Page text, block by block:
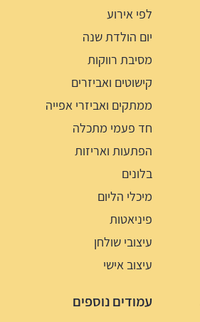
לפי אירוע
יום הולדת שנה
מסיבת רווקות
קישוטים ואביזרים
ממתקים ואביזרי אפייה
חד פעמי מתכלה
הפתעות ואריזות
בלונים
מיכלי הליום
פיניאטות
עיצובי שולחן
עיצוב אישי
עמודים נוספים